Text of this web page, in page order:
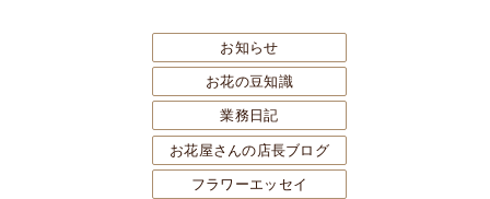
お知らせ
お花の豆知識
業務日記
お花屋さんの店長ブログ
フラワーエッセイ